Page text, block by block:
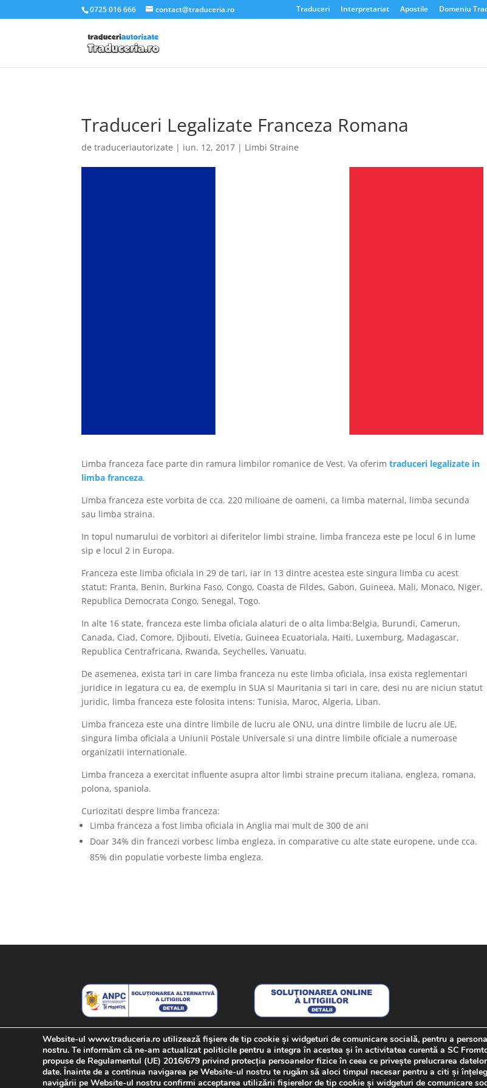
.et_pb_slider_container_inner { padding:0; }
0725 016 666 contact@traduceria.ro Traduceri Interpretariat Apostile Domeniu
Traduceri Legalizate Franceza Romana
detraduceriautorizate | iun. 12, 2017 | Limbi Straine
Limba franceza face parte din ramura limbilor romanice de Vest. Va oferimtraduceri legalizate in
limba franceza.
Limba franceza este vorbita de cca. 220 milioane de oameni, ca limba maternal, limba secunda
sau limba straina.
In topul numarului de vorbitori ai diferitelor limbi straine, limba franceza este pe locul 6 in lume
sip e locul 2 in Europa.
Franceza este limba oficiala in 29 de tari, iar in 13 dintre acestea este singura limba cu acest
statut: Franta, Benin, Burkina Faso, Congo, Coasta de Fildes, Gabon, Guineea, Mali, Monaco, Niger,
Republica Democrata Congo, Senegal, Togo.
In alte 16 state, franceza este limba oficiala alaturi de o alta limba:Belgia, Burundi, Camerun,
Canada, Ciad, Comore, Djibouti, Elvetia, Guineea Ecuatoriala, Haiti, Luxemburg, Madagascar,
Republica Centrafricana, Rwanda, Seychelles, Vanuatu.
De asemenea, exista tari in care limba franceza nu este limba oficiala, insa exista reglementari
juridice in legatura cu ea, de exemplu in SUA si Mauritania si tari in care, desi nu are niciun statut
juridic, limba franceza este folosita intens: Tunisia, Maroc, Algeria, Liban.
Limba franceza este una dintre limbile de lucru ale ONU, una dintre limbile de lucru ale UE,
singura limba oficiala a Uniunii Postale Universale si una dintre limbile oficiale a numeroase
organizatii internationale.
Limba franceza a exercitat influente asupra altor limbi straine precum italiana, engleza, romana,
polona, spaniola.
Curiozitati despre limba franceza:
Limba franceza a fost limba oficiala in Anglia mai mult de 300 de ani
Doar 34% din francezi vorbesc limba engleza, in comparative cu alte state europene, unde cca.
85% din populatie vorbeste limba engleza.
Termeni si Conditii Politica cookie Date cu caracter personal Contact
Website-ul www.traduceria.ro utilizează fişiere de tip cookie și widgeturi de comunicare socială, pentru a
nostru. Te informăm că ne-am actualizat politicile pentru a integra în acestea și în activitatea curentă a SC
propuse de Regulamentul (UE) 2016/679 privind protecția persoanelor fizice în ceea ce privește prelucrarea
date. Înainte de a continua navigarea pe Website-ul nostru te rugăm să aloci timpul necesar pentru a citi și
navigării pe Website-ul nostru confirmi acceptarea utilizării fişierelor de tip cookie și widgeturi de comunicare